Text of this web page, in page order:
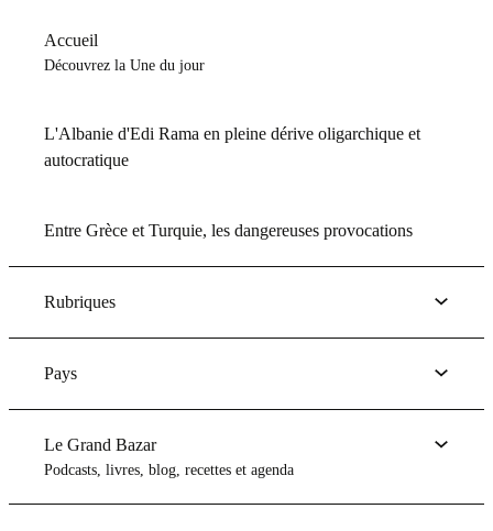
Accueil
Découvrez la Une du jour
L'Albanie d'Edi Rama en pleine dérive oligarchique et
autocratique
Entre Grèce et Turquie, les dangereuses provocations
Rubriques
Pays
Le Grand Bazar
Podcasts, livres, blog, recettes et agenda